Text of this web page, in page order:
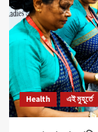
স্বদেশি
বস্ত্রের
সম্ভার।
Health এই মুহূর্তে